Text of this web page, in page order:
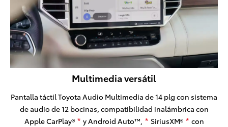
Multimedia versátil
Pantalla táctil Toyota Audio Multimedia de 14 plg con sistema
de audio de 12 bocinas, compatibilidad inalámbrica con
Apple CarPlay® * y Android Auto™, * SiriusXM® * con